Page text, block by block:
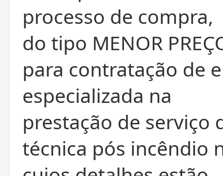
processo de compra,
do tipo MENOR
para contratação de
especializada na
prestação de serviço
técnica pós incêndio